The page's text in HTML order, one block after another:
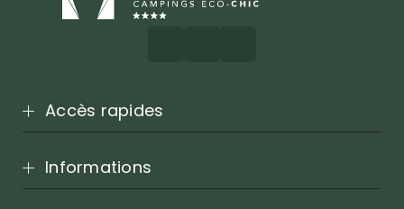
Accès rapides
Informations